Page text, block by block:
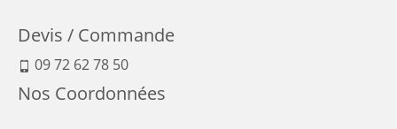
Devis / Commande
09 72 62 78 50
Nos Coordonnées